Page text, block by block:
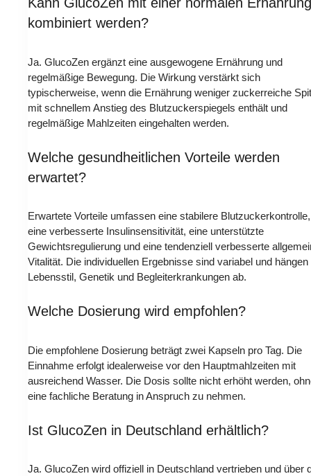
kombiniert werden?
Ja. GlucoZen ergänzt eine ausgewogene Ernährung und
regelmäßige Bewegung. Die Wirkung verstärkt sich
typischerweise, wenn die Ernährung weniger zuckerreiche
mit schnellem Anstieg des Blutzuckerspiegels enthält und
regelmäßige Mahlzeiten eingehalten werden.
Welche gesundheitlichen Vorteile werden
erwartet?
Erwartete Vorteile umfassen eine stabilere Blutzuckerkontrolle,
eine verbesserte Insulinsensitivität, eine unterstützte
Gewichtsregulierung und eine tendenziell verbesserte
Vitalität. Die individuellen Ergebnisse sind variabel und hängen
Lebensstil, Genetik und Begleiterkrankungen ab.
Welche Dosierung wird empfohlen?
Die empfohlene Dosierung beträgt zwei Kapseln pro Tag. Die
Einnahme erfolgt idealerweise vor den Hauptmahlzeiten mit
ausreichend Wasser. Die Dosis sollte nicht erhöht werden,
eine fachliche Beratung in Anspruch zu nehmen.
Ist GlucoZen in Deutschland erhältlich?
Ja. GlucoZen wird offiziell in Deutschland vertrieben und über